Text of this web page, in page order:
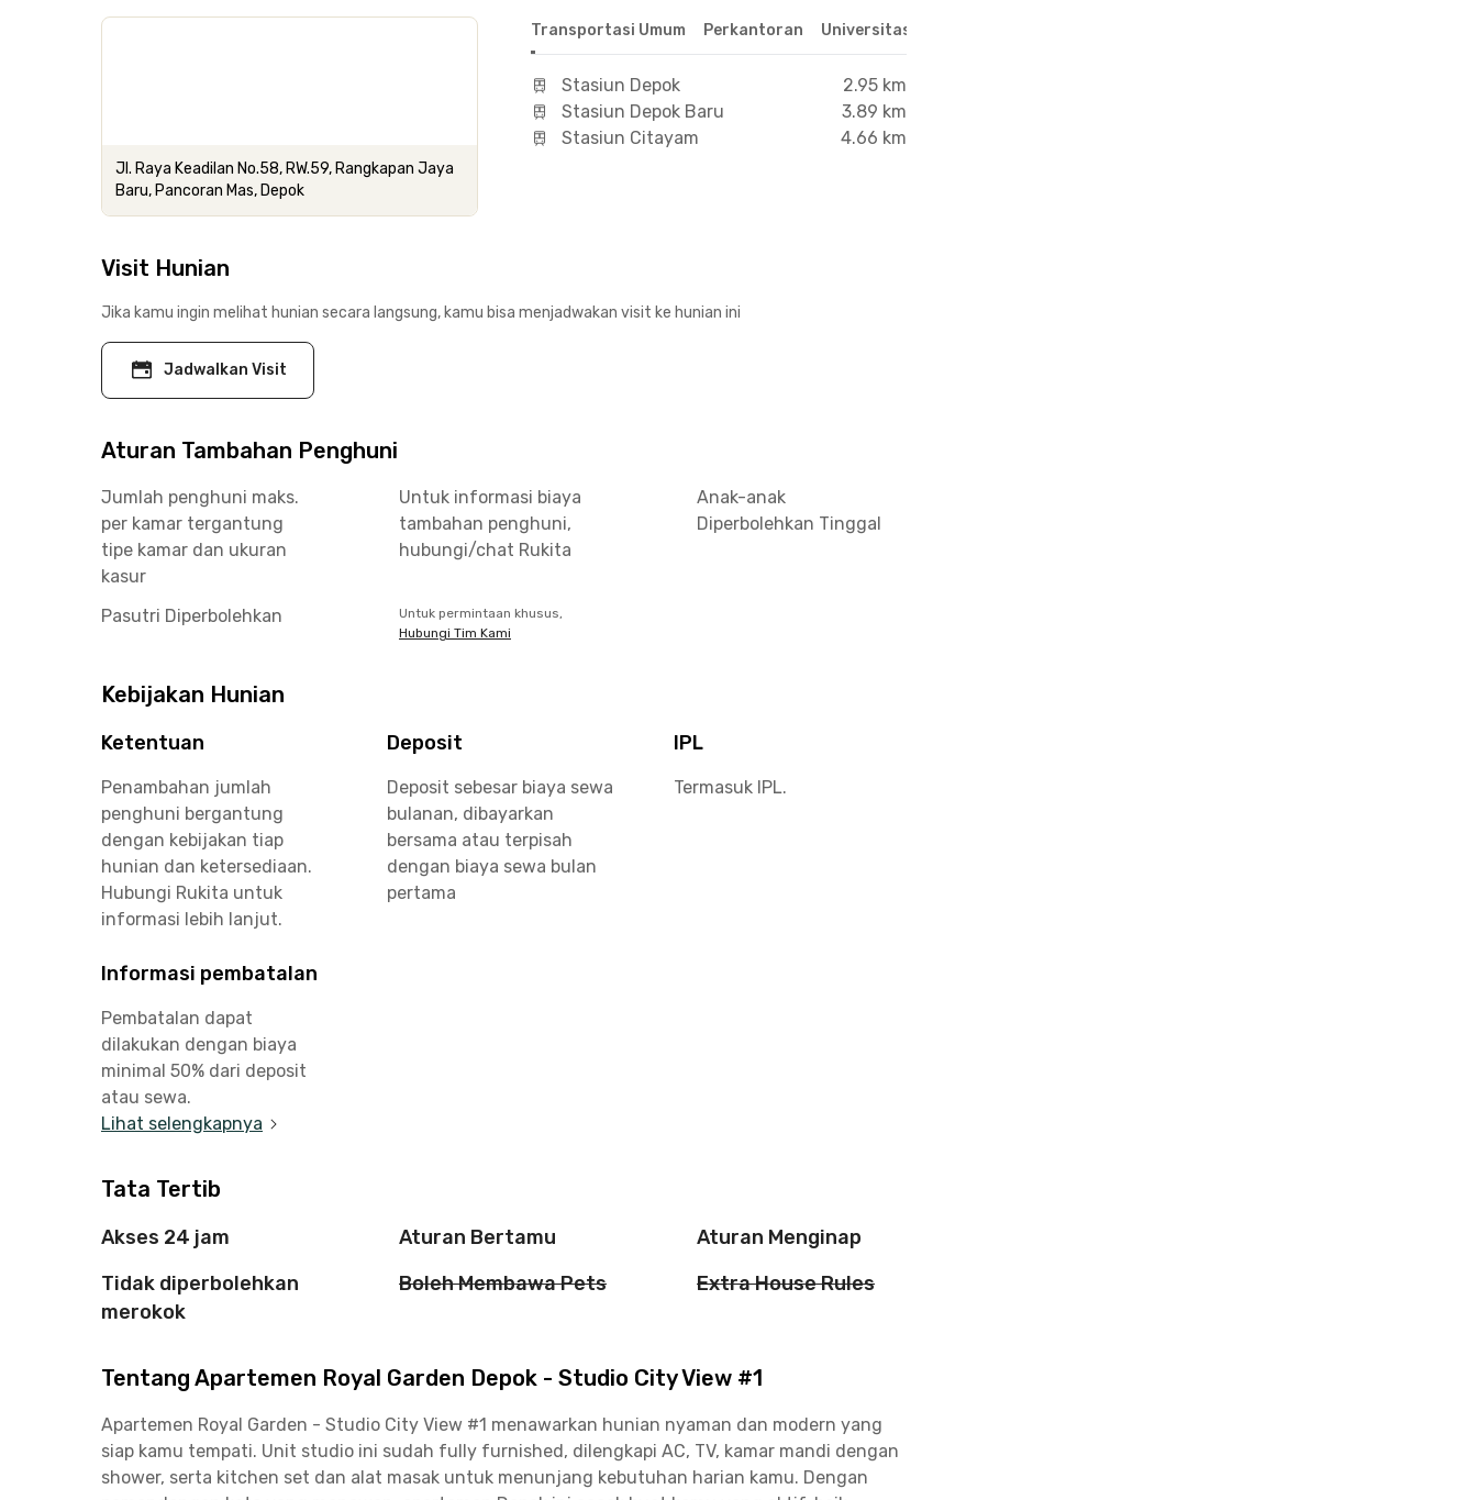
Jl. Raya Keadilan No.58, RW.59, Rangkapan Jaya
Baru, Pancoran Mas, Depok
Transportasi Umum Perkantoran Universitas
Stasiun Depok
2.95 km
Stasiun Depok Baru
3.89 km
Stasiun Citayam
4.66 km
Visit Hunian
Jika kamu ingin melihat hunian secara langsung, kamu bisa menjadwakan visit ke hunian ini
Jadwalkan Visit
Aturan Tambahan Penghuni
Jumlah penghuni maks.
per kamar tergantung
tipe kamar dan ukuran
kasur
Untuk informasi biaya
tambahan penghuni,
hubungi/chat Rukita
Anak-anak
Diperbolehkan Tinggal
Pasutri Diperbolehkan
Untuk permintaan khusus,
Hubungi Tim Kami
Kebijakan Hunian
Ketentuan
Penambahan jumlah
penghuni bergantung
dengan kebijakan tiap
hunian dan ketersediaan.
Hubungi Rukita untuk
informasi lebih lanjut.
Deposit
Deposit sebesar biaya sewa
bulanan, dibayarkan
bersama atau terpisah
dengan biaya sewa bulan
pertama
IPL
Termasuk IPL.
Informasi pembatalan
Pembatalan dapat
dilakukan dengan biaya
minimal 50% dari deposit
atau sewa.
Lihat selengkapnya
Tata Tertib
Akses 24 jam Aturan Bertamu
Aturan Menginap
Tidak diperbolehkan
merokok
Boleh Membawa Pets Extra House Rules
Tentang Apartemen Royal Garden Depok - Studio City View #1
Apartemen Royal Garden - Studio City View #1 menawarkan hunian nyaman dan modern yang
siap kamu tempati. Unit studio ini sudah fully furnished, dilengkapi AC, TV, kamar mandi dengan
shower, serta kitchen set dan alat masak untuk menunjang kebutuhan harian kamu. Dengan